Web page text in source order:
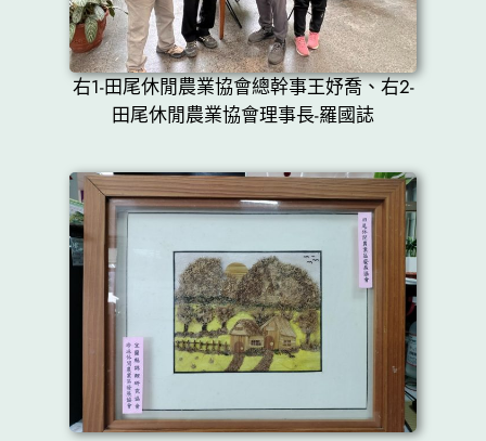
右1-田尾休閒農業協會總幹事王妤喬、右2-
田尾休閒農業協會理事長-羅國誌